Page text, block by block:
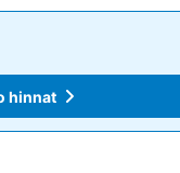
hinnat